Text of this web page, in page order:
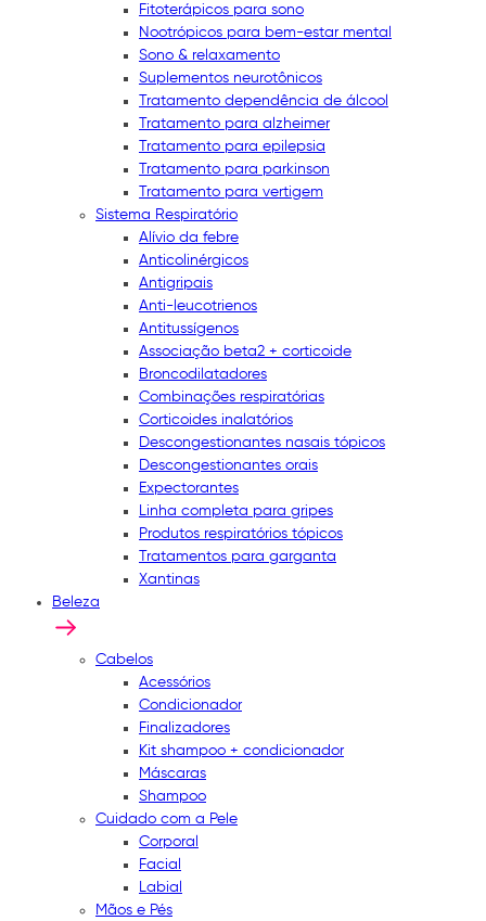
Fitoterápicos para sono
Nootrópicos para bem-estar mental
Sono & relaxamento
Suplementos neurotônicos
Tratamento dependência de álcool
Tratamento para alzheimer
Tratamento para epilepsia
Tratamento para parkinson
Tratamento para vertigem
Sistema Respiratório
Alívio da febre
Anticolinérgicos
Antigripais
Anti-leucotrienos
Antitussígenos
Associação beta2 + corticoide
Broncodilatadores
Combinações respiratórias
Corticoides inalatórios
Descongestionantes nasais tópicos
Descongestionantes orais
Expectorantes
Linha completa para gripes
Produtos respiratórios tópicos
Tratamentos para garganta
Xantinas
Beleza
Cabelos
Acessórios
Condicionador
Finalizadores
Kit shampoo + condicionador
Máscaras
Shampoo
Cuidado com a Pele
Corporal
Facial
Labial
Mãos e Pés